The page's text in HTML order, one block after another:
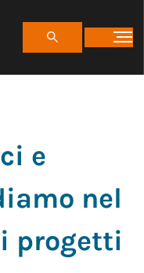
e
nel
progetti